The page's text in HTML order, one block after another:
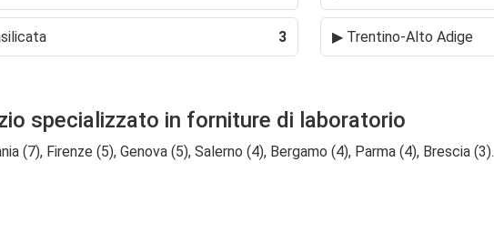
3 ▶ Trentino-Alto Adige
specializzato in forniture di laboratorio
(7), Firenze (5), Genova (5), Salerno (4), Bergamo (4), Parma (4), Brescia (3).